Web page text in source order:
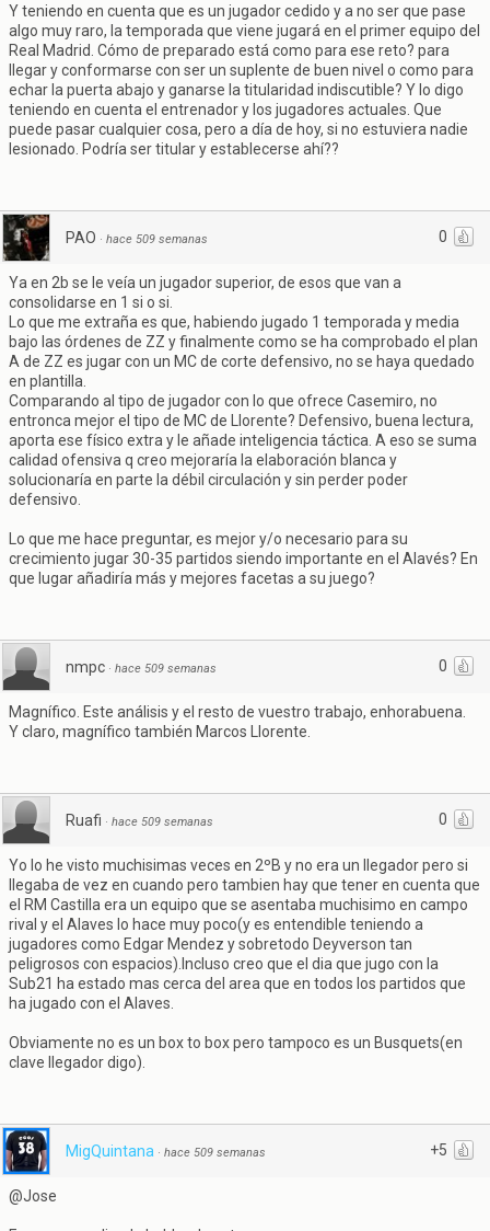
Y teniendo en cuenta que es un jugador cedido y a no ser que pase
algo muy raro, la temporada que viene jugará en el primer equipo del
Real Madrid. Cómo de preparado está como para ese reto? para
llegar y conformarse con ser un suplente de buen nivel o como para
echar la puerta abajo y ganarse la titularidad indiscutible? Y lo digo
teniendo en cuenta el entrenador y los jugadores actuales. Que
puede pasar cualquier cosa, pero a día de hoy, si no estuviera nadie
lesionado. Podría ser titular y establecerse ahí??
0
PAO · hace 509 semanas
Ya en 2b se le veía un jugador superior, de esos que van a
consolidarse en 1 si o si.
Lo que me extraña es que, habiendo jugado 1 temporada y media
bajo las órdenes de ZZ y finalmente como se ha comprobado el plan
A de ZZ es jugar con un MC de corte defensivo, no se haya quedado
en plantilla.
Comparando al tipo de jugador con lo que ofrece Casemiro, no
entronca mejor el tipo de MC de Llorente? Defensivo, buena lectura,
aporta ese físico extra y le añade inteligencia táctica. A eso se suma
calidad ofensiva q creo mejoraría la elaboración blanca y
solucionaría en parte la débil circulación y sin perder poder
defensivo.
Lo que me hace preguntar, es mejor y/o necesario para su
crecimiento jugar 30-35 partidos siendo importante en el Alavés? En
que lugar añadiría más y mejores facetas a su juego?
0
nmpc · hace 509 semanas
Magnífico. Este análisis y el resto de vuestro trabajo, enhorabuena.
Y claro, magnífico también Marcos Llorente.
0
Ruafi · hace 509 semanas
Yo lo he visto muchisimas veces en 2ºB y no era un llegador pero si
llegaba de vez en cuando pero tambien hay que tener en cuenta que
el RM Castilla era un equipo que se asentaba muchisimo en campo
rival y el Alaves lo hace muy poco(y es entendible teniendo a
jugadores como Edgar Mendez y sobretodo Deyverson tan
peligrosos con espacios).Incluso creo que el dia que jugo con la
Sub21 ha estado mas cerca del area que en todos los partidos que
ha jugado con el Alaves.
Obviamente no es un box to box pero tampoco es un Busquets(en
clave llegador digo).
+5
MigQuintana · hace 509 semanas
@Jose